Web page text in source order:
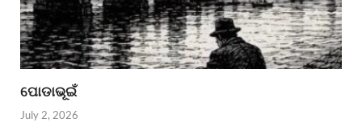
ପୋଡାଭୂଇଁ
July 2, 2026